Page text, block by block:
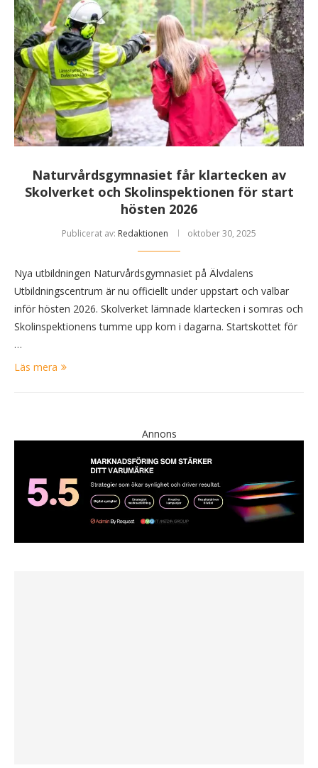
Naturvårdsgymnasiet får klartecken av
Skolverket och Skolinspektionen för start
hösten 2026
Publicerat av: Redaktionen oktober 30, 2025
Nya utbildningen Naturvårdsgymnasiet på Älvdalens
Utbildningscentrum är nu officiellt under uppstart och valbar
inför hösten 2026. Skolverket lämnade klartecken i somras och
Skolinspektionens tumme upp kom i dagarna. Startskottet för
…
Läs mera
Annons